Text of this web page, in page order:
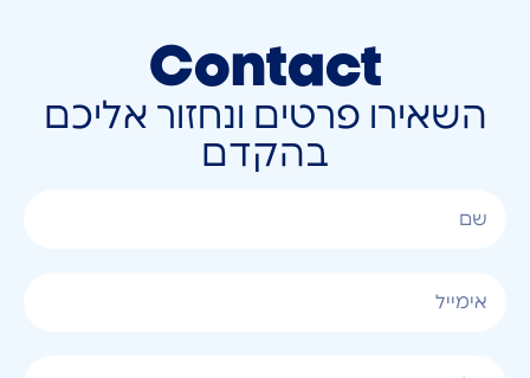
Contact
השאירו פרטים ונחזור אליכם
בהקדם